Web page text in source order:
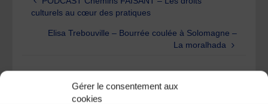
Gérer le consentement aux
cookies
culturels au cœur des pratiques
Elisa Trebouville – Bourrée coulée à Solomagne –
La moralhada
Laisser un